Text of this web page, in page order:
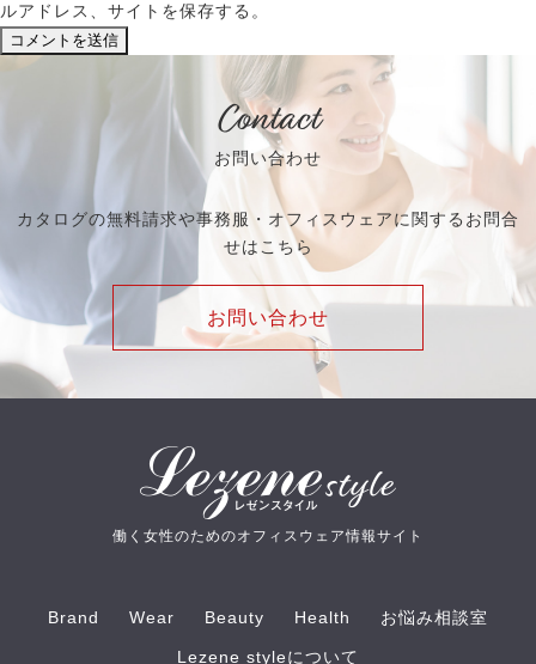
ルアドレス、サイトを保存する。
Contact
お問い合わせ
カタログの無料請求や事務服・オフィスウェアに関するお問合
せはこちら
お問い合わせ
働く女性のためのオフィスウェア情報サイト
Brand Wear Beauty Health お悩み相談室
Lezene styleについて